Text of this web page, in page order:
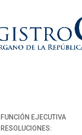
FUNCIÓN EJECUTIVA
RESOLUCIONES: